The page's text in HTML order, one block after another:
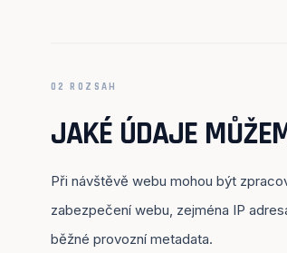
02 ROZSAH
JAKÉ ÚDAJE
Při návštěvě webu mohou být
zabezpečení webu, zejména IP
běžné provozní metadata.